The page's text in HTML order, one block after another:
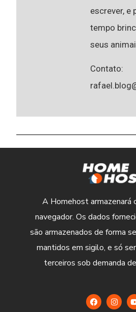
escrever, e
tempo
seus
Contato:
A Homehost armazenará
navegador. Os dados
são armazenados de forma
mantidos em sigilo, e só
terceiros sob demanda